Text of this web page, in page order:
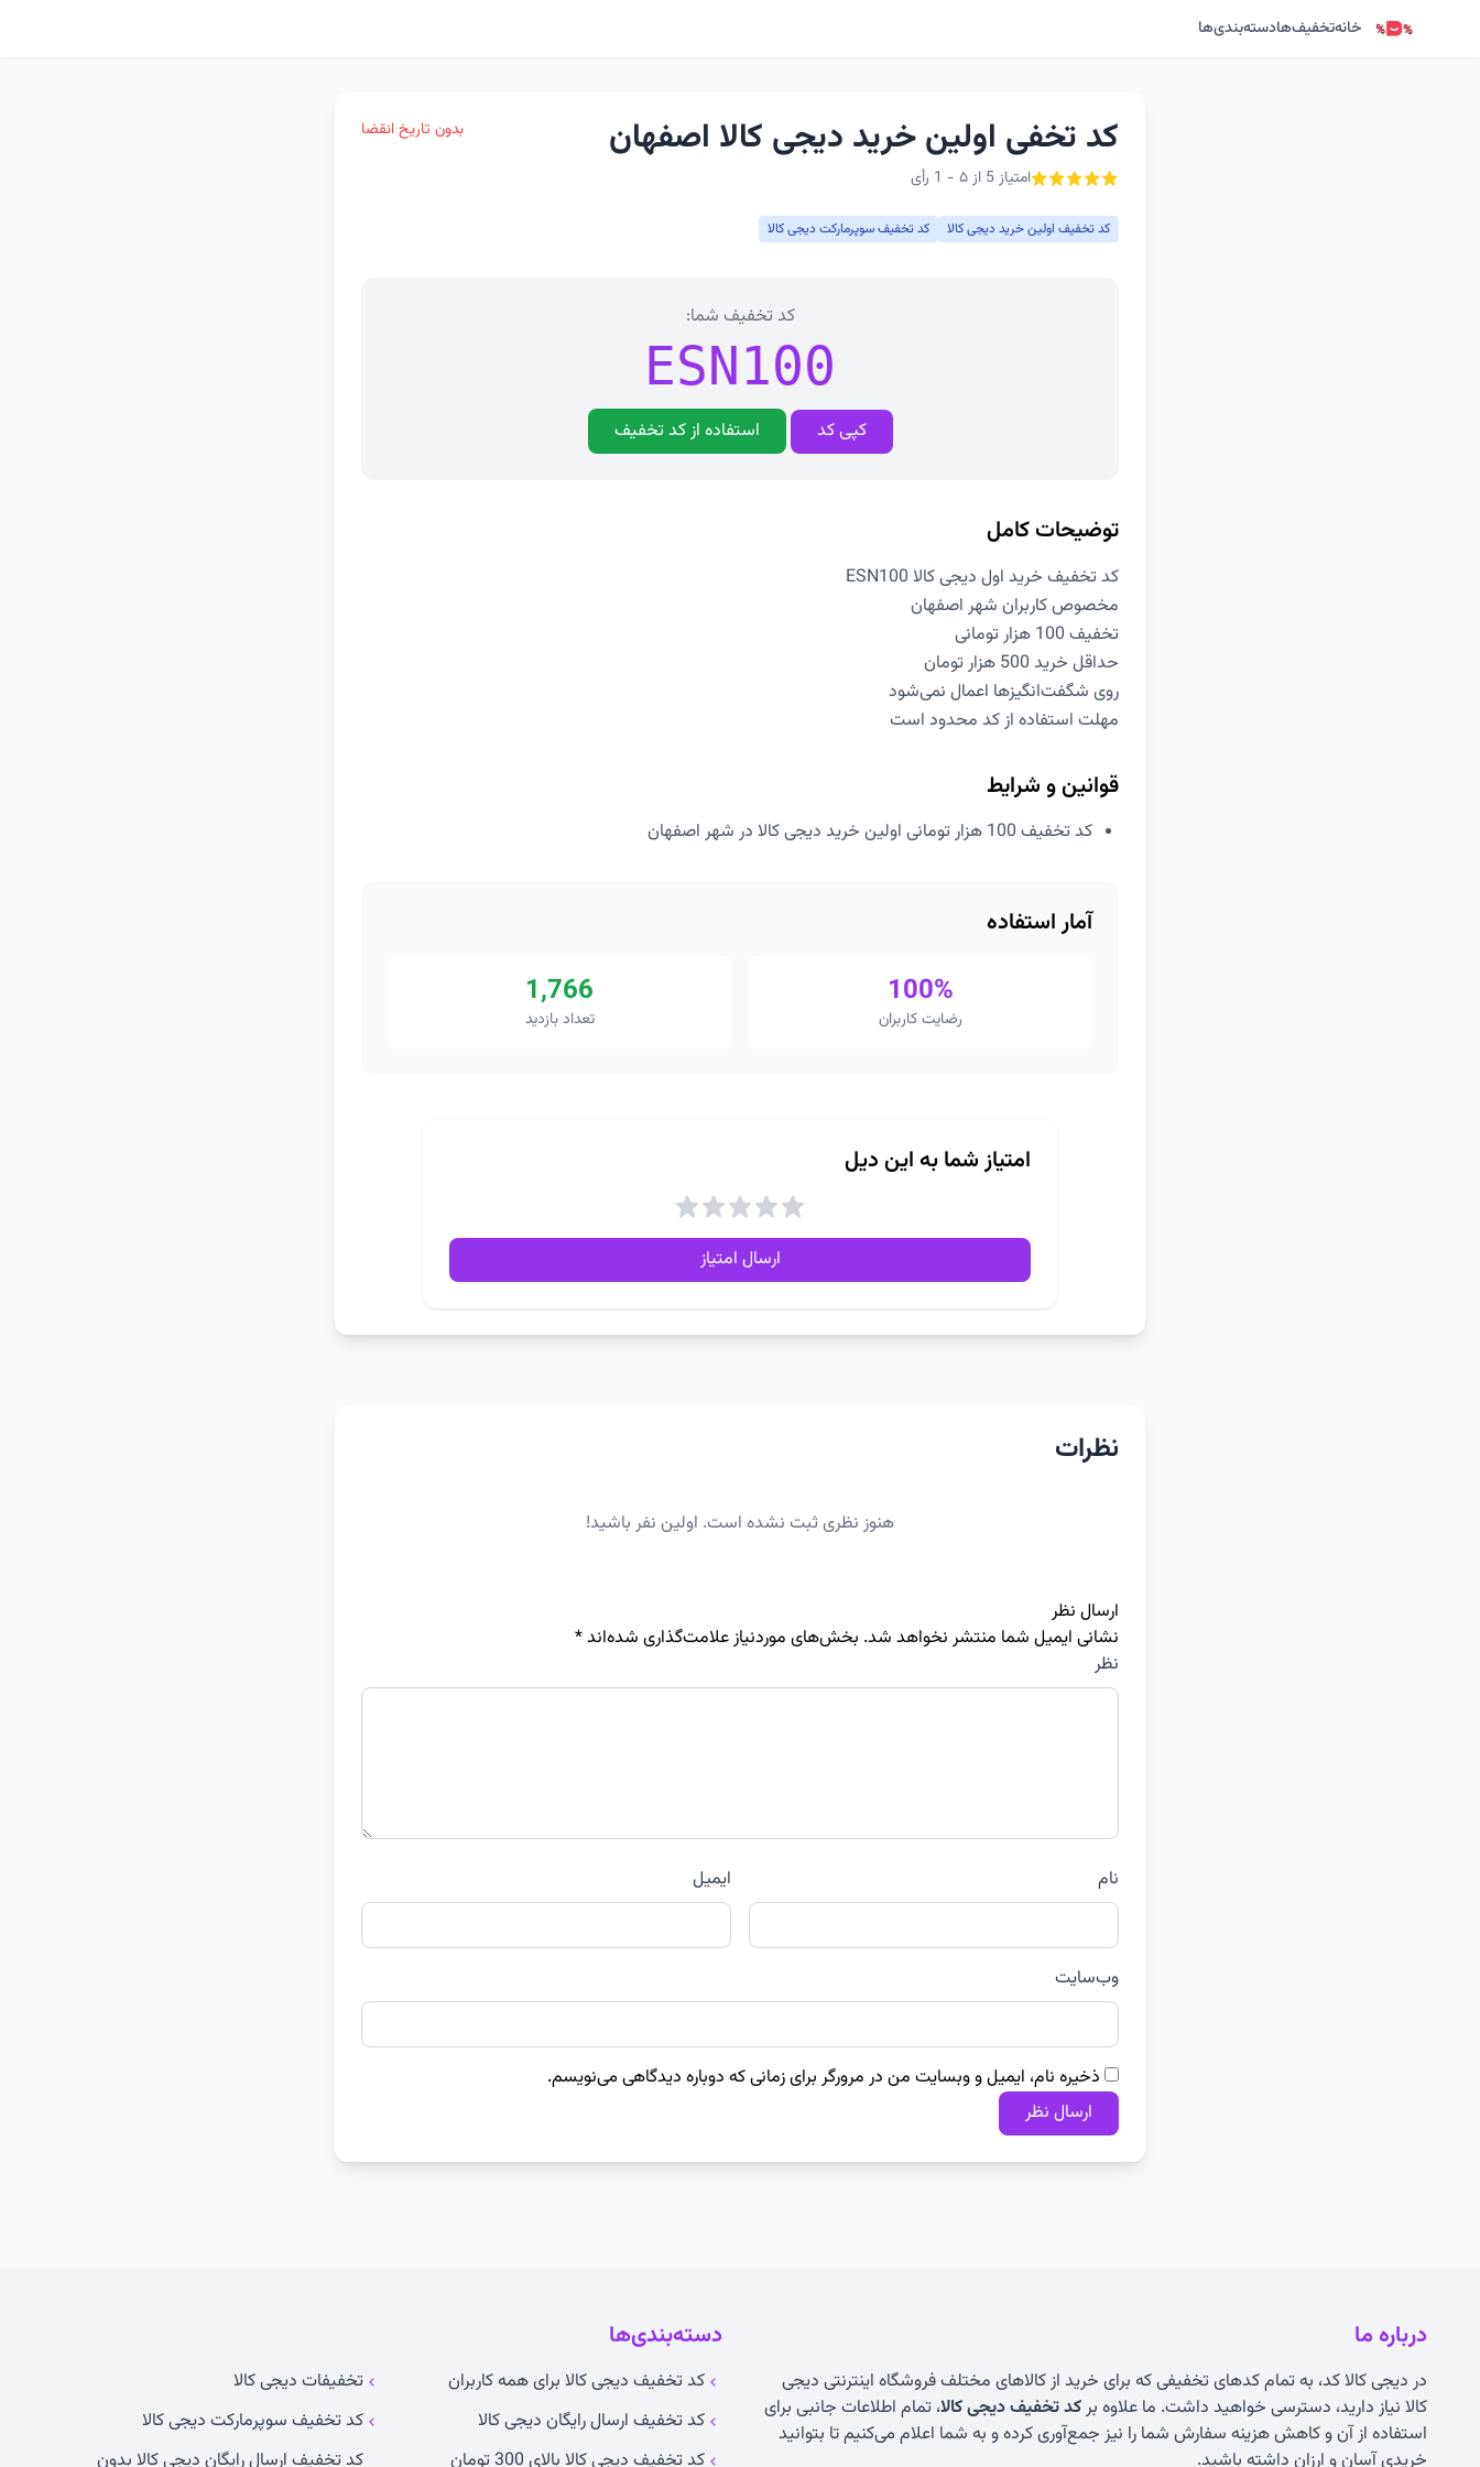
خانهتخفیف‌هادسته‌بندی‌ها
کد تخفی اولین خرید دیجی کالا اصفهان
امتیاز 5 از ۵ - 1 رأی
بدون تاریخ انقضا
کد تخفیف اولین خرید دیجی کالا کد تخفیف سوپرمارکت دیجی کالا
کد تخفیف شما:
ESN100
کپی کد استفاده از کد تخفیف
توضیحات کامل
کد تخفیف خرید اول دیجی کالا ESN100
مخصوص کاربران شهر اصفهان
تخفیف 100 هزار تومانی
حداقل خرید 500 هزار تومان
روی شگفت‌انگیزها اعمال نمی‌شود
مهلت استفاده از کد محدود است
قوانین و شرایط
کد تخفیف 100 هزار تومانی اولین خرید دیجی کالا در شهر اصفهان
آمار استفاده
100%
رضایت کاربران
1,766
تعداد بازدید
امتیاز شما به این دیل
ارسال امتیاز
نظرات
هنوز نظری ثبت نشده است. اولین نفر باشید!
ارسال نظر
نشانی ایمیل شما منتشر نخواهد شد. بخش‌های موردنیاز علامت‌گذاری شده‌اند*
نظر
نام ایمیل
وب‌سایت
ذخیره نام، ایمیل و وبسایت من در مرورگر برای زمانی که دوباره دیدگاهی می‌نویسم.
درباره ما
در دیجی کالا کد، به تمام کدهای تخفیفی که برای خرید از کالاهای مختلف فروشگاه اینترنتی دیجی
کالا نیاز دارید، دسترسی خواهید داشت. ما علاوه برکد تخفیف دیجی کالا، تمام اطلاعات جانبی برای
استفاده از آن و کاهش هزینه سفارش شما را نیز جمع‌آوری کرده و به شما اعلام می‌کنیم تا بتوانید
خریدی آسان و ارزان داشته باشید.
دسته‌بندی‌ها
کد تخفیف دیجی کالا برای همه کاربران
تخفیفات دیجی کالا
کد تخفیف ارسال رایگان دیجی کالا
کد تخفیف سوپرمارکت دیجی کالا
کد تخفیف دیجی کالا بالای 300 تومان
کد تخفیف ارسال رایگان دیجی کالا بدون